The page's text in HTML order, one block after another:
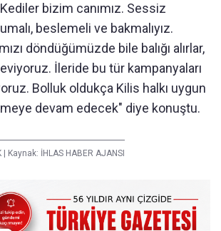
bizim canımız. Sessiz
beslemeli ve bakmalıyız.
döndüğümüzde bile balığı alırlar,
İleride bu tür kampanyaları
Bolluk oldukça Kilis halkı uygun
devam edecek" diye konuştu.
Kaynak: İHLAS HABER AJANSI